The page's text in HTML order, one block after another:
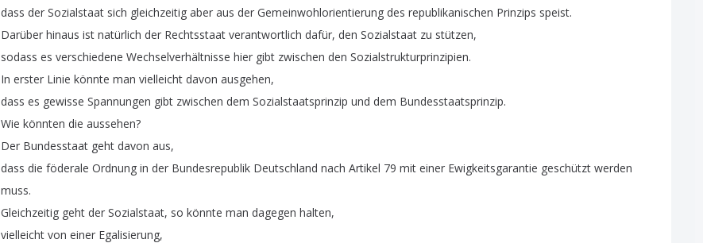
dass der Sozialstaat sich gleichzeitig aber aus der Gemeinwohlorientierung des republikanischen Prinzips speist.
Darüber hinaus ist natürlich der Rechtsstaat verantwortlich dafür, den Sozialstaat zu stützen,
sodass es verschiedene Wechselverhältnisse hier gibt zwischen den Sozialstrukturprinzipien.
In erster Linie könnte man vielleicht davon ausgehen,
dass es gewisse Spannungen gibt zwischen dem Sozialstaatsprinzip und dem Bundesstaatsprinzip.
Wie könnten die aussehen?
Der Bundesstaat geht davon aus,
dass die föderale Ordnung in der Bundesrepublik Deutschland nach Artikel 79 mit einer Ewigkeitsgarantie geschützt werden
muss.
Gleichzeitig geht der Sozialstaat, so könnte man dagegen halten,
vielleicht von einer Egalisierung,